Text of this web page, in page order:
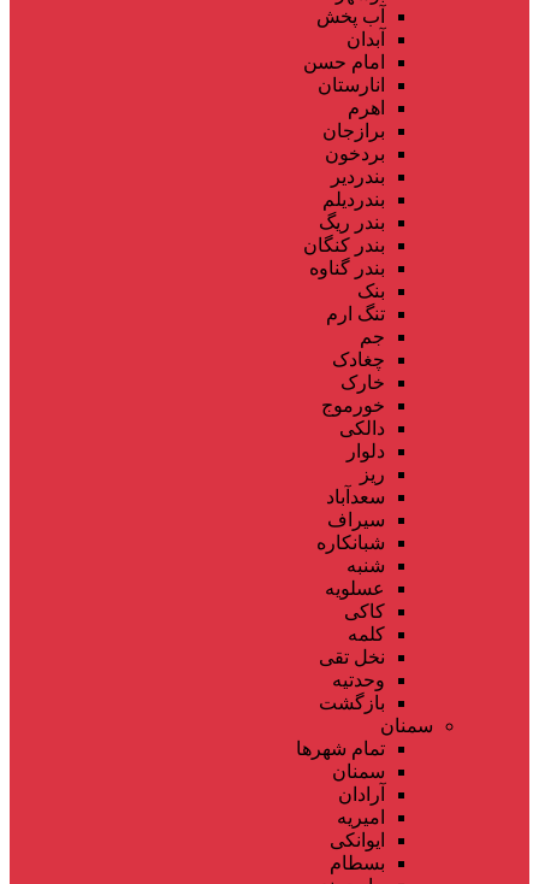
آب پخش
آبدان
امام حسن
انارستان
اهرم
برازجان
بردخون
بندردیر
بندردیلم
بندر ریگ
بندر کنگان
بندر گناوه
بنک
تنگ ارم
جم
چغادک
خارک
خورموج
دالکی
دلوار
ریز
سعدآباد
سیراف
شبانکاره
شنبه
عسلویه
کاکی
کلمه
نخل تقی
وحدتیه
بازگشت
سمنان
تمام شهر‌ها
سمنان
آرادان
امیریه
ایوانکی
بسطام